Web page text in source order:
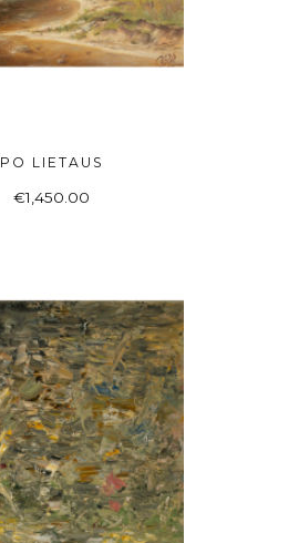
Į KREPŠELĮ
PO LIETAUS
€1,450.00